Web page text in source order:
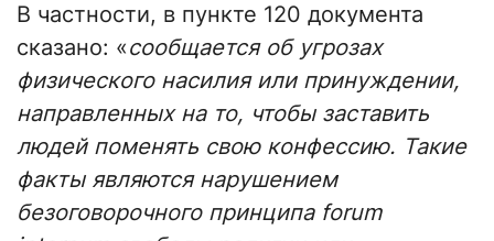
В частности, в пункте 120 документа
сказано: «сообщается об угрозах
физического насилия или принуждении,
направленных на то, чтобы заставить
людей поменять свою конфессию. Такие
факты являются нарушением
безоговорочного принципа forum